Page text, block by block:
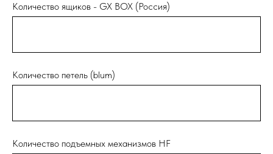
Количество ящиков - GX BOX (Россия)
Количество петель (blum)
Количество подъемных механизмов НF